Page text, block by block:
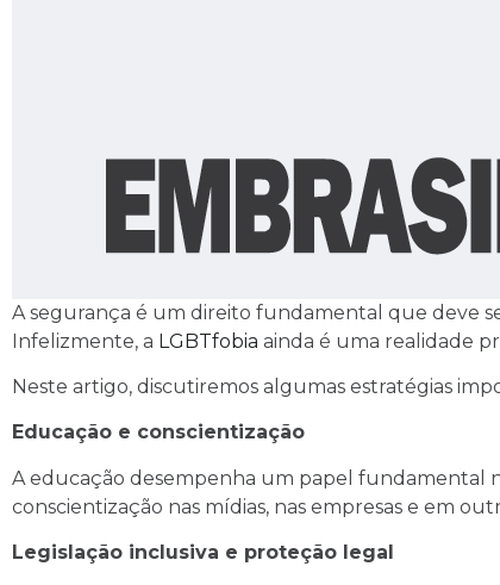
A segurança é um direito fundamental que deve
Infelizmente, a LGBTfobia ainda é uma realidade
Neste artigo, discutiremos algumas estratégias
Educação e conscientização
A educação desempenha um papel fundamental
conscientização nas mídias, nas empresas e em
Legislação inclusiva e proteção legal